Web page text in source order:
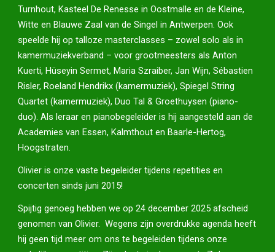
Turnhout, Kasteel De Renesse in Oostmalle en de Kleine,
Witte en Blauwe Zaal van de Singel in Antwerpen. Ook
speelde hij op talloze masterclasses – zowel solo als in
kamermuziekverband – voor grootmeesters als Anton
Kuerti, Hüseyin Sermet, Maria Szraiber, Jan Wijn, Sébastien
Risler, Roeland Hendrikx (kamermuziek), Spiegel String
Quartet (kamermuziek), Duo Tal & Groethuysen (piano-
duo). Als leraar en pianobegeleider is hij aangesteld aan de
Academies van Essen, Kalmthout en Baarle-Hertog,
Hoogstraten.
Olivier is onze vaste begeleider tijdens repetities en
concerten sinds juni 2015!
Spijtig genoeg hebben we op 24 december 2025 afscheid
genomen van Olivier. Wegens zijn overdrukke agenda heeft
hij geen tijd meer om ons te begeleiden tijdens onze